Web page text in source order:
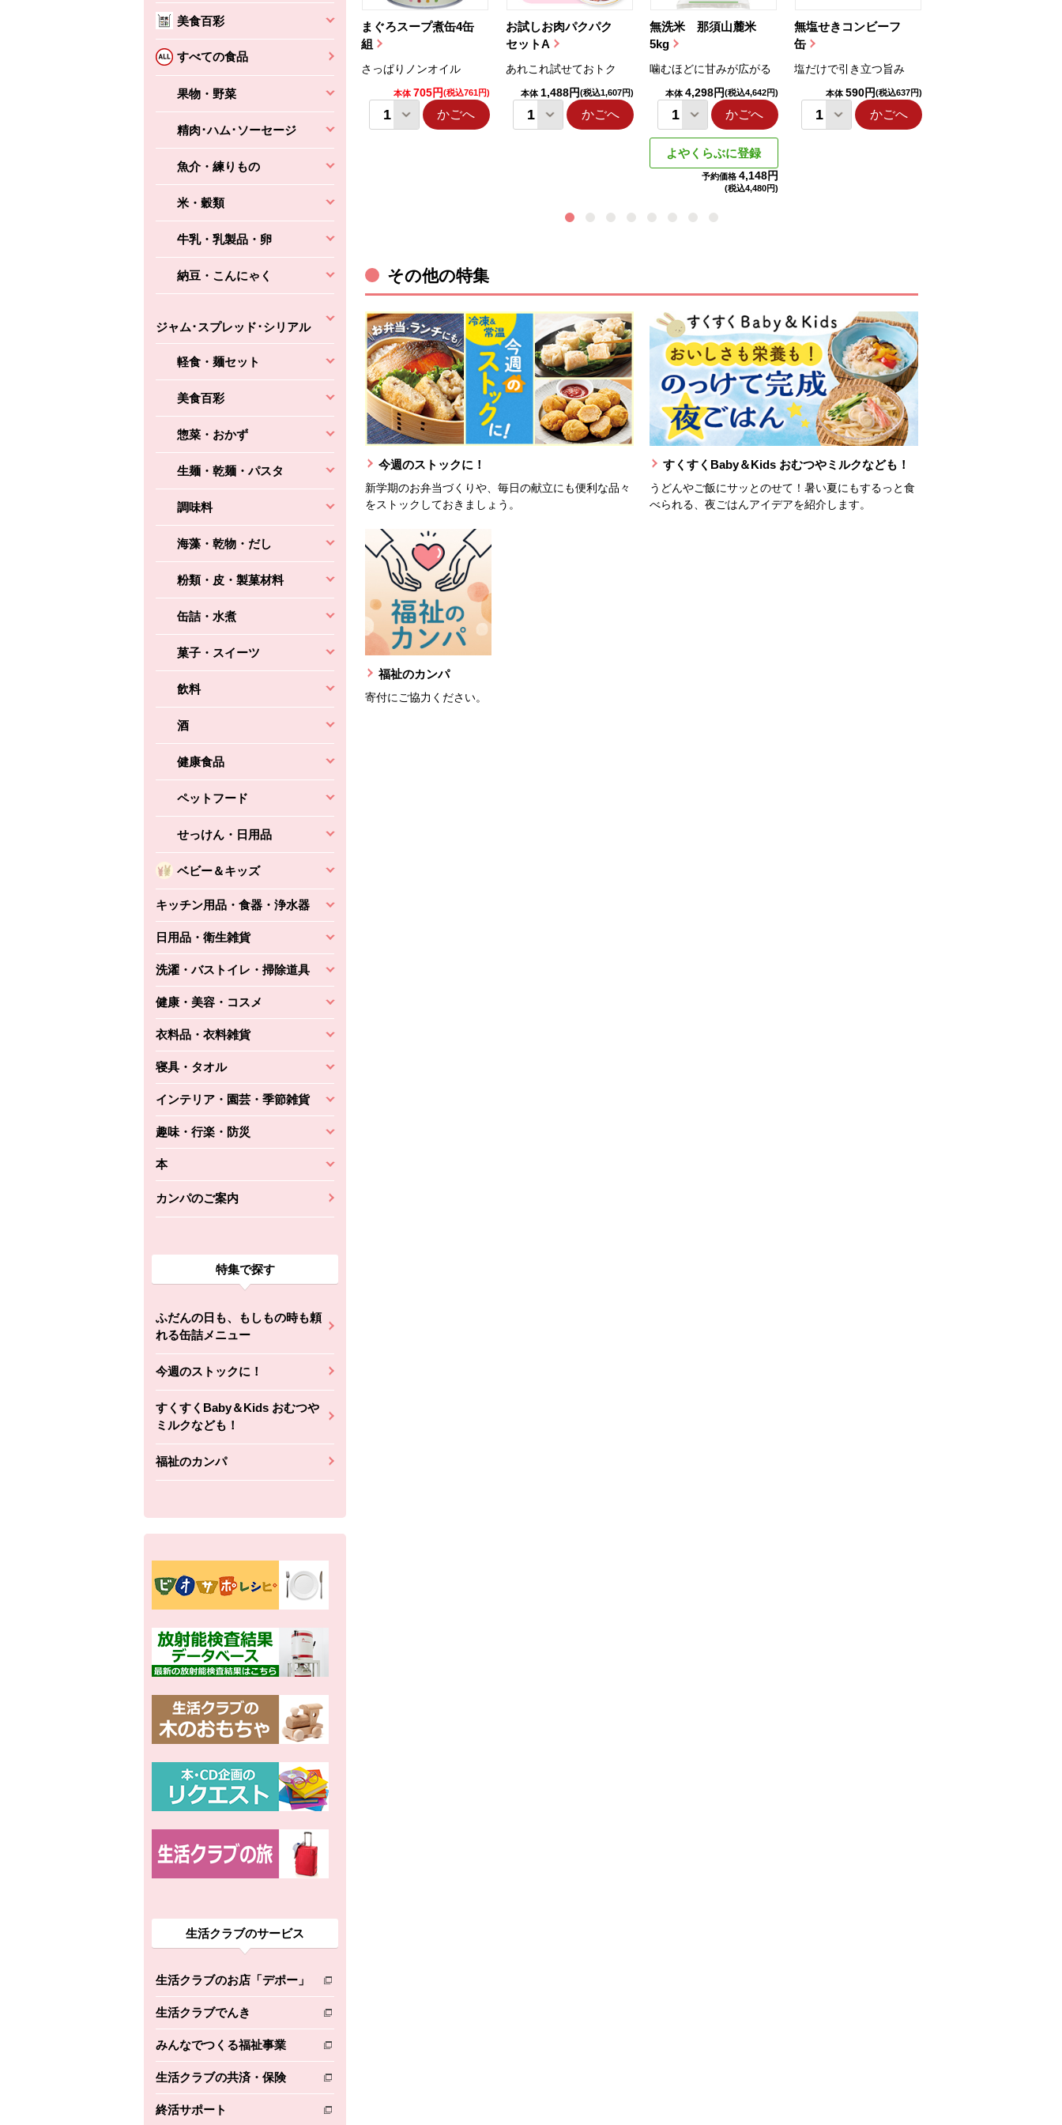
美食百彩
すべての食品
果物・野菜
精肉･ハム･ソーセージ
魚介・練りもの
米・穀類
牛乳・乳製品・卵
納豆・こんにゃく
ジャム･スプレッド･シリアル
軽食・麺セット
美食百彩
惣菜・おかず
生麺・乾麺・パスタ
調味料
海藻・乾物・だし
粉類・皮・製菓材料
缶詰・水煮
菓子・スイーツ
飲料
酒
健康食品
ペットフード
せっけん・日用品
ベビー＆キッズ
キッチン用品・食器・浄水器
日用品・衛生雑貨
洗濯・バストイレ・掃除道具
健康・美容・コスメ
衣料品・衣料雑貨
寝具・タオル
インテリア・園芸・季節雑貨
趣味・行楽・防災
本
カンパのご案内
特集で探す
ふだんの日も、もしもの時も頼
れる缶詰メニュー
今週のストックに！
すくすくBaby＆Kids おむつや
ミルクなども！
福祉のカンパ
生活クラブのサービス
生活クラブのお店「デポー」
別のウィンドウで開きます。
生活クラブでんき
別のウィンドウで開きます。
みんなでつくる福祉事業
別のウィンドウで開きます。
生活クラブの共済・保険
別のウィンドウで開きます。
終活サポート
別のウィンドウで開きます。
まぐろスープ煮缶4缶
組
さっぱりノンオイル
本体 705円(税込761円)
かごへ
お試しお肉パクパク
セットA
あれこれ試せておトク
本体 1,488円(税込1,607円)
かごへ
無洗米 那須山麓米
5kg
噛むほどに甘みが広がる
本体 4,298円(税込4,642円)
かごへ
よやくらぶに登録
予約価格 4,148円
(税込4,480円)
無塩せきコンビーフ
缶
塩だけで引き立つ旨み
本体 590円(税込637円)
かごへ
ちょこっと揚げ（香
えびの風味がぶわっ！
(税込356円)
かごへ
バルサミコ
コク深くフルーティー
本体2,160円(税込2,333円)
かごへ
その他の特集
今週のストックに！
新学期のお弁当づくりや、毎日の献立にも便利な品々
をストックしておきましょう。
すくすくBaby＆Kids おむつやミルクなども！
うどんやご飯にサッとのせて！暑い夏にもするっと食
べられる、夜ごはんアイデアを紹介します。
福祉のカンパ
寄付にご協力ください。